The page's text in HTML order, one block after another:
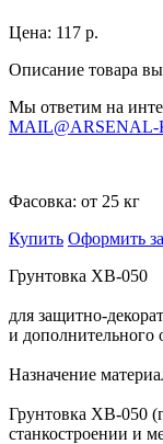
Цена: 117 р.
Описание товара
Мы ответим на
Фасовка: от 25 кг
Купить Оформить
Грунтовка ХВ-050
для защитно-
и дополнительного
Назначение
Грунтовка ХВ-050
станкостроении и